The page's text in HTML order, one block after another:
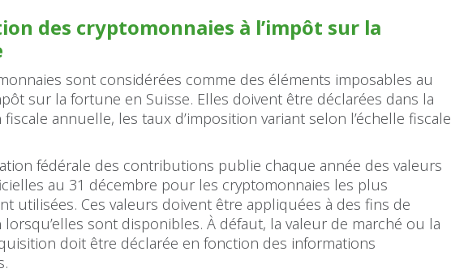
des cryptomonnaies à l’impôt sur la
sont considérées comme des éléments imposables au
sur la fortune en Suisse. Elles doivent être déclarées dans la
annuelle, les taux d’imposition variant selon l’échelle fiscale
fédérale des contributions publie chaque année des valeurs
au 31 décembre pour les cryptomonnaies les plus
utilisées. Ces valeurs doivent être appliquées à des fins de
lorsqu’elles sont disponibles. À défaut, la valeur de marché ou la
doit être déclarée en fonction des informations